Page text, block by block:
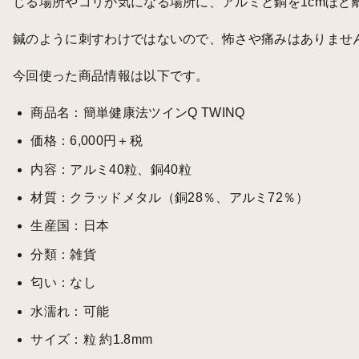
鍼のように刺すわけではないので、怖さや痛みはありませ
今回使った商品情報は以下です。
商品名：簡単健康法ツインQ TWINQ
価格：6,000円＋税
内容：アルミ40粒、銅40粒
材質：クラッドメタル（銅28％、アルミ72％）
生産国：日本
分類：雑貨
匂い：なし
水濡れ：可能
サイズ：粒 約1.8mm